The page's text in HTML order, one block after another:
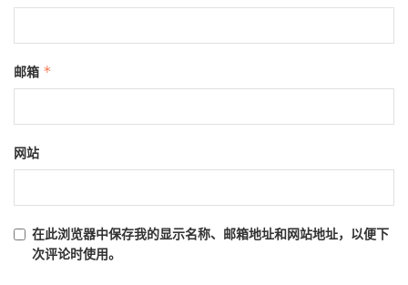
邮箱 *
网站
在此浏览器中保存我的显示名称、邮箱地址和网站地址，以便下
次评论时使用。